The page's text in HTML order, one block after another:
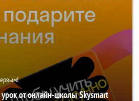
от онлайн-школы Skysmart